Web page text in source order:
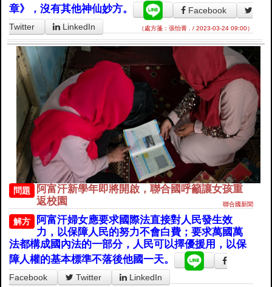
章》，沒有其他神仙妙方。
Facebook
Twitter
LinkedIn （處方箋：張怡菁 . / 2023-03-24 09:00）
問題
阿富汗新學年即將開啟，聯合國呼籲讓女孩重
返校園
聯合國新聞
解方
阿富汗婦女應要求國際法直接對人民發生效
力，以保障人民的努力不會白費；要求萬國萬
法都構成國內法的一部分，人民可以擇優援用，以保
障人權的基本標準不落後他國一天。
Facebook Twitter LinkedIn